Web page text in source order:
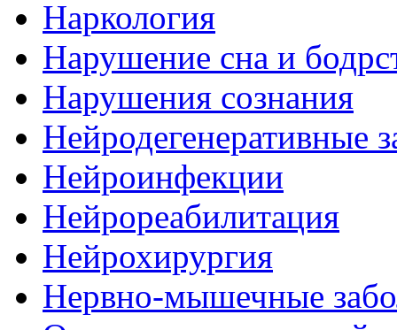
Наркология
Нарушение сна и
Нарушения сознания
Нейродегенеративные
Нейроинфекции
Нейрореабилитация
Нейрохирургия
Нервно-мышечные